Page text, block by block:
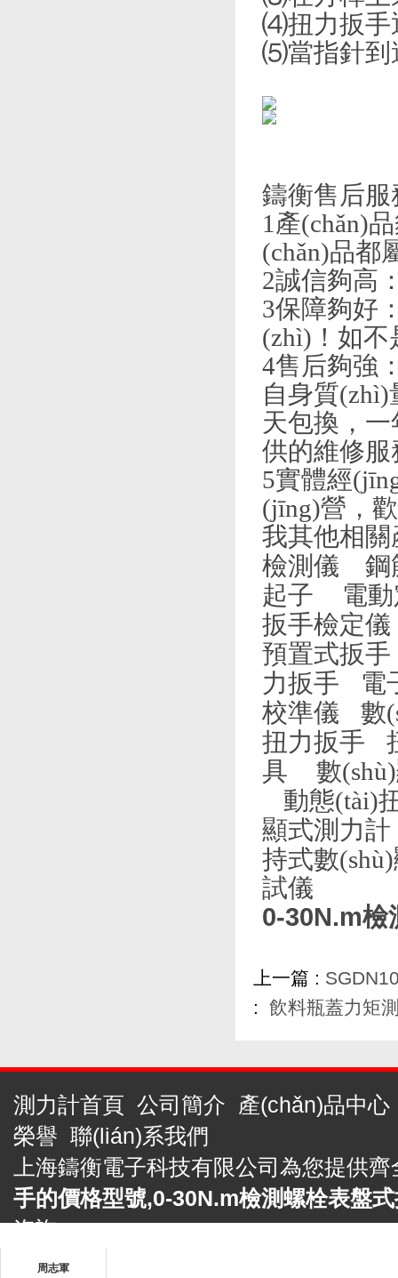
⑷扭力扳手
⑸當指針到
鑄衡售后服
1產(chǎn)
(chǎn)品都
2誠信夠高
3保障夠好
(zhì)！如不
4售后夠強
自身質
天包換，
供的維修服
5實體經
(jīng)營，
我其他相關
檢測儀
鋼
起子
電
扳手檢定儀
預置式扳手
力扳手
電
校準儀
數
扭力扳手
具
數
動態(tài)
顯式測力計
持式數
試儀
0-30N.m檢
上一篇 :
: 飲料瓶蓋力矩
測力計首頁 公司簡介
產(chǎn)品中心
榮譽 聯(lián)系我們
上海鑄衡電子科技有限公司為您提供齊
手的價格型號,0-30N.m檢測螺栓表盤
咨詢。
上海鑄衡電子科技有限公司 版權所有
周志軍